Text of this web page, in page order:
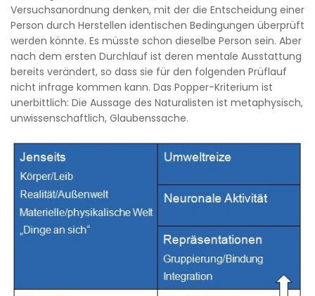
Versuchsanordnung denken, mit der die Entscheidung einer
Person durch Herstellen identischen Bedingungen überprüft
werden könnte. Es müsste schon dieselbe Person sein. Aber
nach dem ersten Durchlauf ist deren mentale Ausstattung
bereits verändert, so dass sie für den folgenden Prüflauf
nicht infrage kommen kann. Das Popper-Kriterium ist
unerbittlich: Die Aussage des Naturalisten ist metaphysisch,
unwissenschaftlich, Glaubenssache.